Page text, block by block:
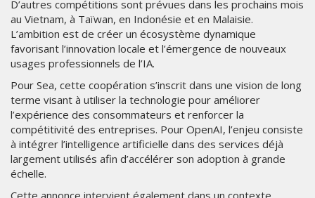
D’autres compétitions sont prévues dans les prochains mois
au Vietnam, à Taïwan, en Indonésie et en Malaisie.
L’ambition est de créer un écosystème dynamique
favorisant l’innovation locale et l’émergence de nouveaux
usages professionnels de l’IA.
Pour Sea, cette coopération s’inscrit dans une vision de long
terme visant à utiliser la technologie pour améliorer
l’expérience des consommateurs et renforcer la
compétitivité des entreprises. Pour OpenAI, l’enjeu consiste
à intégrer l’intelligence artificielle dans des services déjà
largement utilisés afin d’accélérer son adoption à grande
échelle.
Cette annonce intervient également dans un contexte